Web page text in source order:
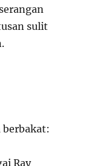
sulit
Ray